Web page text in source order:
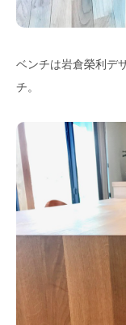
ベンチは岩倉榮利デ
チ。